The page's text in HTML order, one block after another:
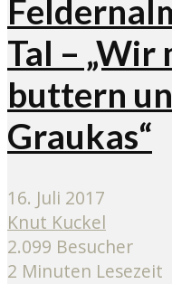
Tal – „Wir
buttern
Graukas“
16. Juli 2017
Knut Kuckel
2.099 Besucher
2 Minuten Lesezeit